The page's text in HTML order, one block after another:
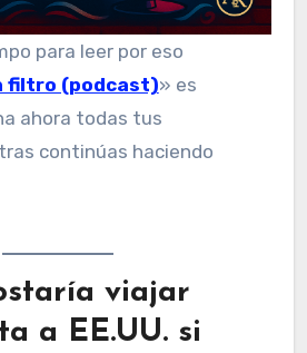
filtro (podcast)» es
ahora todas tus
continúas haciendo
viajar
a EE.UU. si